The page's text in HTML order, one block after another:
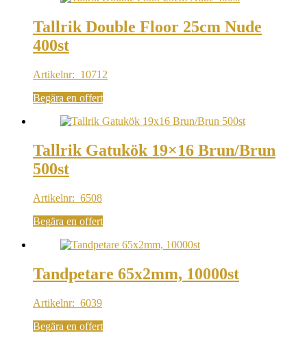
Tallrik Double Floor 25cm Nude
400st
Artikelnr: 10712
Begära en offert
Tallrik Gatukök 19×16 Brun/Brun
500st
Artikelnr: 6508
Begära en offert
Tandpetare 65x2mm, 10000st
Artikelnr: 6039
Begära en offert